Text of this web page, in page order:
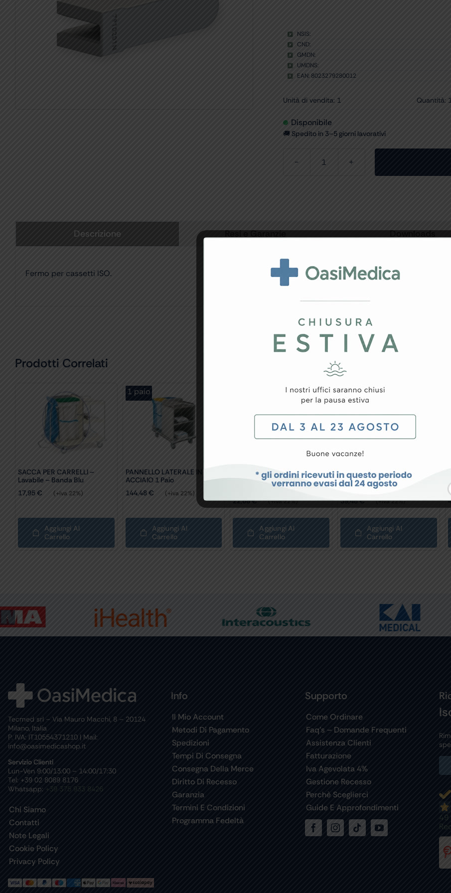
NSIS:
CND:
GMDN:
UMDNS:
EAN: 8023279280012
Unità di vendita: 1 Quantità:
Disponibile
🚚 Spedito in 3–5 giorni lavorativi
FERMO
Descrizione Resi e Garanzie Downloads
Fermo per cassetti ISO.
Prodotti Correlati
SACCA PER CARRELLI –
Lavabile – Banda Blu
17,95€ (+iva 22%)
Aggiungi Al
Carrello
1 paio
PANNELLO LATERALE IN
ACCIAIO 1 Paio
144,48€ (+iva 22%)
Aggiungi Al
Carrello
KIT DIVISORIO CASSETTI
30 Cm – 8 Scomparti 1
22,68€ (+iva 22%)
Aggiungi Al
Carrello
1 kit
KIT DIVISORIO CASSETTI
45 Cm – 25 Scomparti 1
Kit
39,48€ (+iva 22%)
Aggiungi Al
Carrello
Tecmed srl – Via Mauro Macchi, 8 – 20124
Milano, Italia
P. IVA: IT10554371210 | Mail:
info@oasimedicashop.it
Servizio Clienti
Lun-Ven 9:00/13:00 – 14:00/17:30
Tel: +39 02 8089 8176
Whatsapp: +39 375 933 8426
Chi Siamo
Contatti
Note Legali
Cookie Policy
Privacy Policy
Info
Il Mio Account
Metodi Di Pagamento
Spedizioni
Tempi Di Consegna
Consegna Della Merce
Diritto Di Recesso
Garanzia
Termini E Condizioni
Programma Fedeltà
Supporto
Come Ordinare
Faq’s – Domande Frequenti
Assistenza Clienti
Fatturazione
Iva Agevolata 4%
Gestione Recesso
Perchè Sceglierci
Guide E Approfondimenti
49